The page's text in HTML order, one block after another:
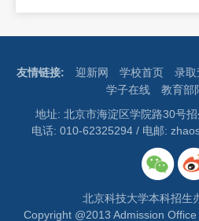
友情链接: 迎新网 学校首页 录取
学子在线
教育部
地址: 北京市海淀区学院路30号
电话: 010-62325294 / 电邮:
北京科技大学本科招生
Copyright @2013 Admission